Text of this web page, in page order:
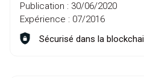
Publication : 30/06/2020
Expérience : 07/2016
Sécurisé dans la